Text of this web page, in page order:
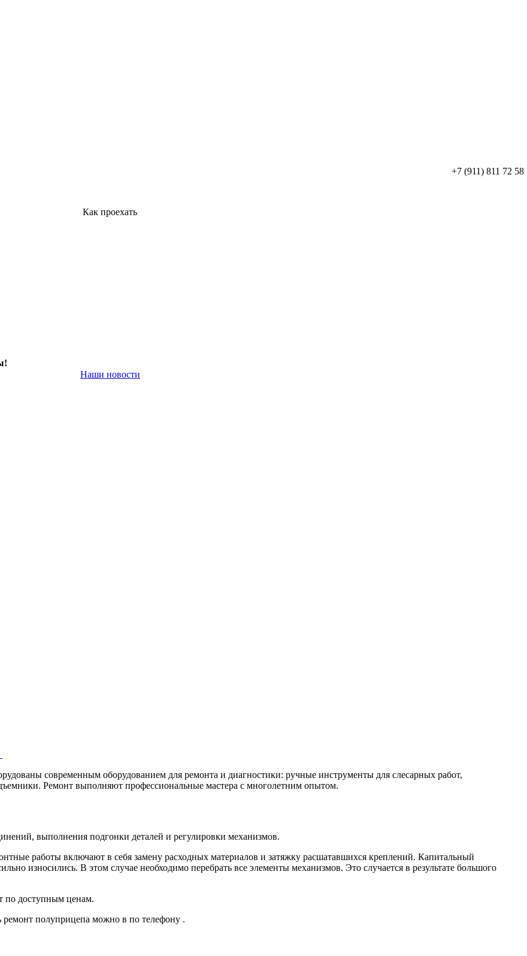
+7 (911) 811 72 58
Как проехать
Наши новости
современным оборудованием для ремонта и диагностики: ручные инструменты для слесарных работ,
Ремонт выполняют профессиональные мастера с многолетним опытом.
выполнения подгонки деталей и регулировки механизмов.
работы включают в себя замену расходных материалов и затяжку расшатавшихся креплений. Капитальный
износились. В этом случае необходимо перебрать все элементы механизмов. Это случается в результате большого
доступным ценам.
ремонт полуприцепа можно в по телефону .